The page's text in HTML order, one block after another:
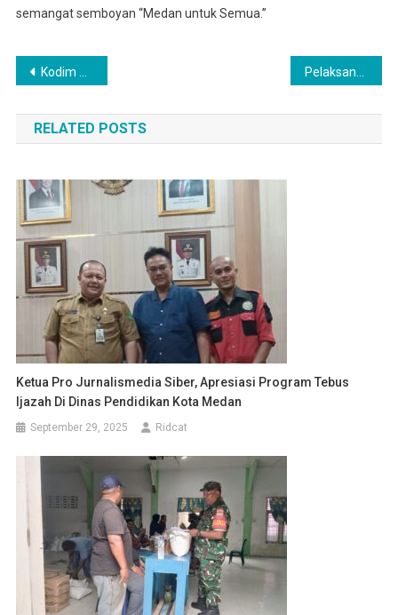
semangat semboyan “Medan untuk Semua.”
Navigasi
pos
Kodim 0201/Medan Dan Pemko Medan Meresmikan TMMD Ke126 Tahun Anggaran 2025 Pelaksanaan Pelayanan Kesehatan Gratis Diserbu Masyarakat Disaat Pembukaan TMMD Ke 126 Di Marelan
RELATED POSTS
Ketua Pro Jurnalismedia Siber, Apresiasi Program Tebus
Ijazah Di Dinas Pendidikan Kota Medan
September 29, 2025 Ridcat